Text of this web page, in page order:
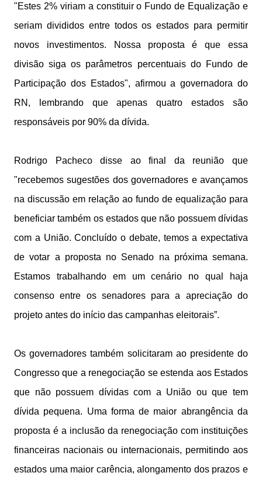
"Estes 2% viriam a constituir o Fundo de Equalização e
seriam divididos entre todos os estados para permitir
novos investimentos. Nossa proposta é que essa
divisão siga os parâmetros percentuais do Fundo de
Participação dos Estados", afirmou a governadora do
RN, lembrando que apenas quatro estados são
responsáveis por 90% da dívida.
Rodrigo Pacheco disse ao final da reunião que
"recebemos sugestões dos governadores e avançamos
na discussão em relação ao fundo de equalização para
beneficiar também os estados que não possuem dívidas
com a União. Concluído o debate, temos a expectativa
de votar a proposta no Senado na próxima semana.
Estamos trabalhando em um cenário no qual haja
consenso entre os senadores para a apreciação do
projeto antes do início das campanhas eleitorais”.
Os governadores também solicitaram ao presidente do
Congresso que a renegociação se estenda aos Estados
que não possuem dívidas com a União ou que tem
dívida pequena. Uma forma de maior abrangência da
proposta é a inclusão da renegociação com instituições
financeiras nacionais ou internacionais, permitindo aos
estados uma maior carência, alongamento dos prazos e